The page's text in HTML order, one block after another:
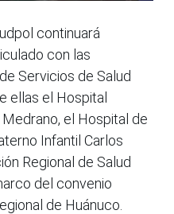
continuará
con las
Servicios de Salud
ellas el Hospital
el Hospital de
Infantil Carlos
Regional de Salud
del convenio
de Huánuco.